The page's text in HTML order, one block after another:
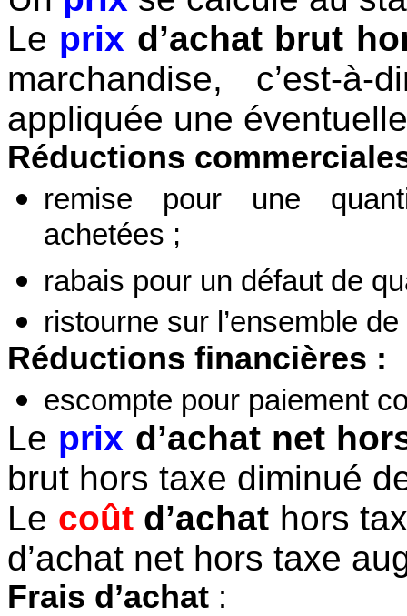
Le prix d’achat brut
marchandise, c’est-
appliquée une
Réductions
remise pour une
achetées ;
rabais pour un défaut de
ristourne sur l’ensemble
Réductions financières :
escompte pour paiement
Le prix d’achat net
brut hors taxe diminué
Le coûtd’achat hors
d’achat net hors taxe
Frais d’achat :